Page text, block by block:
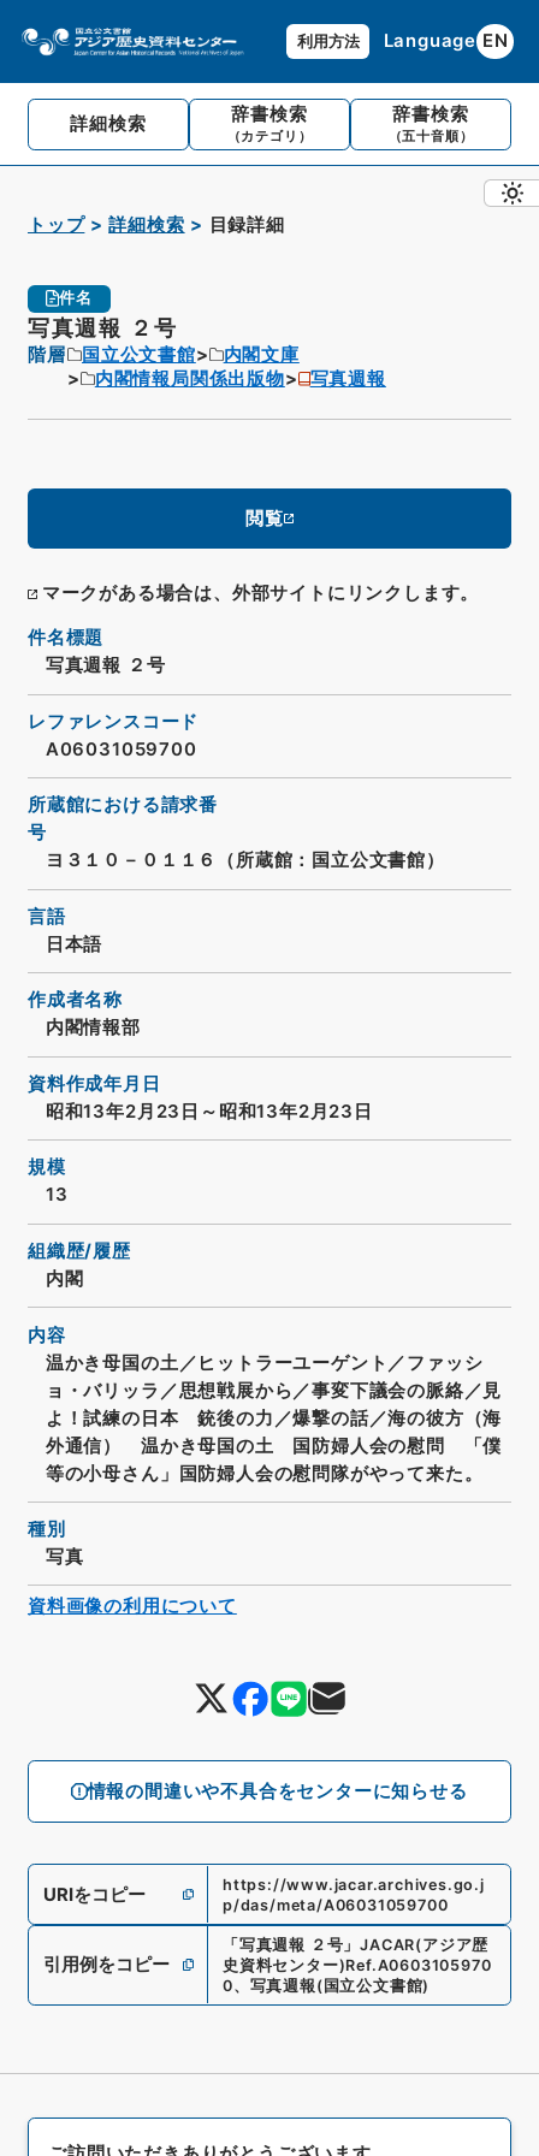
利用方法 Language EN
詳細検索 辞書検索
（カテゴリ）
辞書検索
（五十音順）
トップ 詳細検索 目録詳細
件名
写真週報 ２号
階層 国立公文書館
内閣文庫
内閣情報局関係出版物
写真週報
閲覧
マークがある場合は、外部サイトにリンクします。
情報の間違いや不具合をセンターに知らせる
件名標題
写真週報 ２号
レファレンスコード
A06031059700
所蔵館における請求番
号
ヨ３１０－０１１６（所蔵館：国立公文書館）
言語
日本語
作成者名称
内閣情報部
資料作成年月日
昭和13年2月23日～昭和13年2月23日
規模
13
組織歴/履歴
内閣
内容
温かき母国の土／ヒットラーユーゲント／ファッシ
ョ・バリッラ／思想戦展から／事変下議会の脈絡／見
よ！試練の日本 銃後の力／爆撃の話／海の彼方（海
外通信） 温かき母国の土 国防婦人会の慰問 「僕
等の小母さん」国防婦人会の慰問隊がやって来た。
種別
写真
URIをコピー
https://www.jacar.archives.go.j
p/das/meta/A06031059700
引用例をコピー
「写真週報 ２号 」JACAR(アジア歴
史資料センター)Ref.A0603105970
0、 写真週報 (国立公文書館)
資料画像の利用について